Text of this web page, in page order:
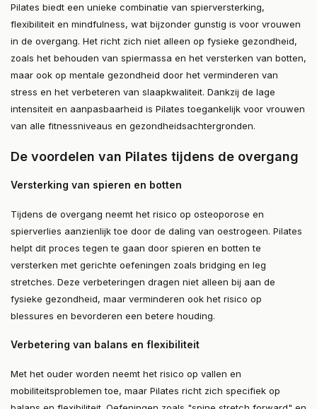
Pilates biedt een unieke combinatie van spierversterking,
flexibiliteit en mindfulness, wat bijzonder gunstig is voor vrouwen
in de overgang. Het richt zich niet alleen op fysieke gezondheid,
zoals het behouden van spiermassa en het versterken van botten,
maar ook op mentale gezondheid door het verminderen van
stress en het verbeteren van slaapkwaliteit. Dankzij de lage
intensiteit en aanpasbaarheid is Pilates toegankelijk voor vrouwen
van alle fitnessniveaus en gezondheidsachtergronden​.
De voordelen van Pilates tijdens de overgang
Versterking van spieren en botten
Tijdens de overgang neemt het risico op osteoporose en
spierverlies aanzienlijk toe door de daling van oestrogeen. Pilates
helpt dit proces tegen te gaan door spieren en botten te
versterken met gerichte oefeningen zoals bridging en leg
stretches. Deze verbeteringen dragen niet alleen bij aan de
fysieke gezondheid, maar verminderen ook het risico op
blessures en bevorderen een betere houding.
Verbetering van balans en flexibiliteit
Met het ouder worden neemt het risico op vallen en
mobiliteitsproblemen toe, maar Pilates richt zich specifiek op